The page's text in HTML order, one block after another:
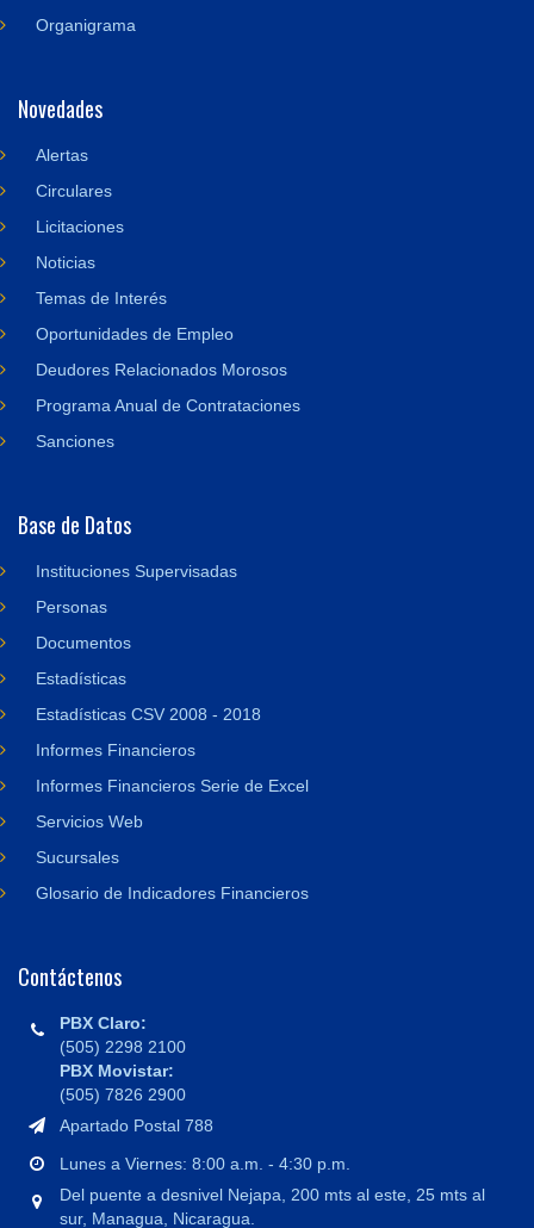
Organigrama
Novedades
Alertas
Circulares
Licitaciones
Noticias
Temas de Interés
Oportunidades de Empleo
Deudores Relacionados Morosos
Programa Anual de Contrataciones
Sanciones
Base de Datos
Instituciones Supervisadas
Personas
Documentos
Estadísticas
Estadísticas CSV 2008 - 2018
Informes Financieros
Informes Financieros Serie de Excel
Servicios Web
Sucursales
Glosario de Indicadores Financieros
Contáctenos
PBX Claro:
(505) 2298 2100
PBX Movistar:
(505) 7826 2900
Apartado Postal 788
Lunes a Viernes: 8:00 a.m. - 4:30 p.m.
Del puente a desnivel Nejapa, 200 mts al este, 25 mts al
sur, Managua, Nicaragua.